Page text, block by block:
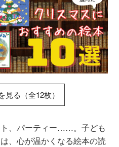
見る（全12枚）
、パーティー……。子ども
、心が温かくなる絵本の読